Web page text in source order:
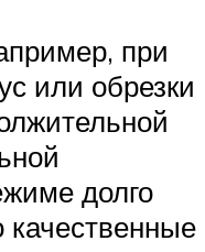
при
или обрезки
долго
качественные